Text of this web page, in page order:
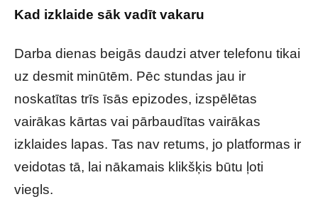
Kad izklaide sāk vadīt vakaru
Darba dienas beigās daudzi atver telefonu tikai
uz desmit minūtēm. Pēc stundas jau ir
noskatītas trīs īsās epizodes, izspēlētas
vairākas kārtas vai pārbaudītas vairākas
izklaides lapas. Tas nav retums, jo platformas ir
veidotas tā, lai nākamais klikšķis būtu ļoti
viegls.